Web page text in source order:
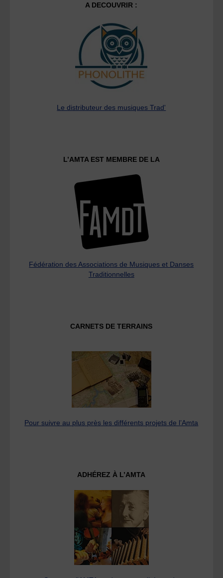
A DECOUVRIR :
Le distributeur des musiques Trad'
L’AMTA EST MEMBRE DE LA
Fédération des Associations de Musiques et Danses
Traditionnelles
CARNETS DE TERRAINS
Pour suivre au plus près les différents projets de l’Amta
ADHÉREZ À L’AMTA